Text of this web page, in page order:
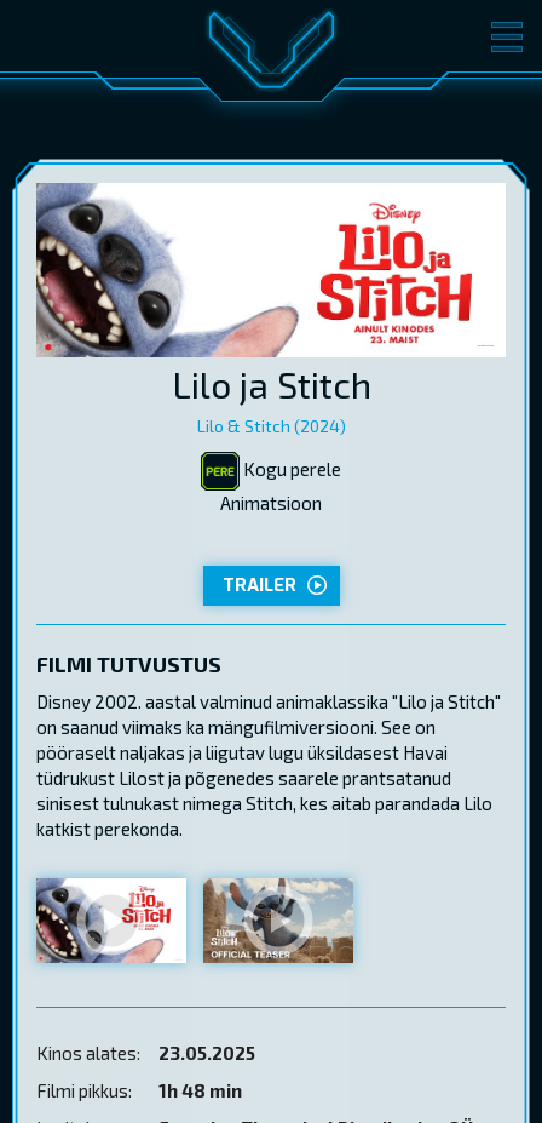
FILMID PILETID
KONVERENTS
KINKEKAARDID
Lilo ja Stitch
Lilo & Stitch (2024)
Kogu perele
Animatsioon
TRAILER
FILMI TUTVUSTUS
Disney 2002. aastal valminud animaklassika "Lilo ja Stitch"
on saanud viimaks ka mängufilmiversiooni. See on
pööraselt naljakas ja liigutav lugu üksildasest Havai
tüdrukust Lilost ja põgenedes saarele prantsatanud
sinisest tulnukast nimega Stitch, kes aitab parandada Lilo
katkist perekonda.
Kinos alates:
23.05.2025
Filmi pikkus:
1h 48 min